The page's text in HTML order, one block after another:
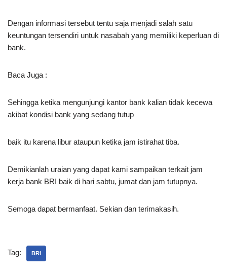
Dengan informasi tersebut tentu saja menjadi salah satu
keuntungan tersendiri untuk nasabah yang memiliki keperluan di
bank.
Baca Juga :
Sehingga ketika mengunjungi kantor bank kalian tidak kecewa
akibat kondisi bank yang sedang tutup
baik itu karena libur ataupun ketika jam istirahat tiba.
Demikianlah uraian yang dapat kami sampaikan terkait jam
kerja bank BRI baik di hari sabtu, jumat dan jam tutupnya.
Semoga dapat bermanfaat. Sekian dan terimakasih.
Tag: BRI